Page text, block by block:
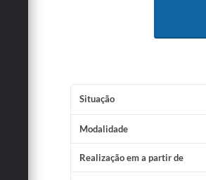
Situação
Modalidade
Realização em a partir de